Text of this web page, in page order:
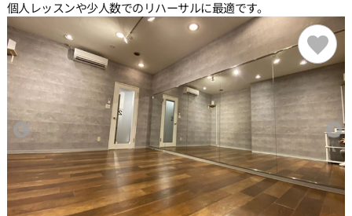
個人レッスンや少人数でのリハーサルに最適です。